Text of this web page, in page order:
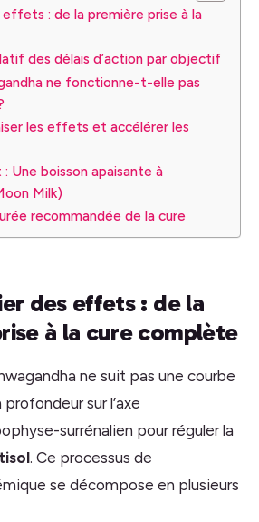
effets : de la première prise à la
des délais d’action par objectif
ne fonctionne-t-elle pas
les effets et accélérer les
Une boisson apaisante à
Milk)
recommandée de la cure
des effets : de la
à la cure complète
ne suit pas une courbe
sur l’axe
surrénalien pour réguler la
. Ce processus de
se décompose en plusieurs